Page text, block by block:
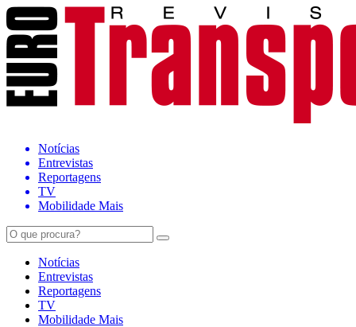
Notícias
Entrevistas
Reportagens
TV
Mobilidade Mais
Notícias
Entrevistas
Reportagens
TV
Mobilidade Mais